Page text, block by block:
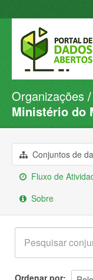
Conjuntos de
Organizações
Sobre
Organizações
Ministério do
Conjuntos de
Fluxo de
Sobre
Ordenar por